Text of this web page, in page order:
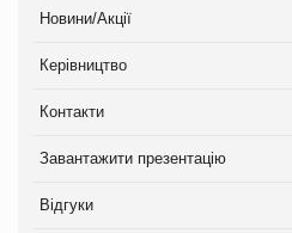
Новини/Акції
Керівництво
Контакти
Завантажити презентацію
Відгуки